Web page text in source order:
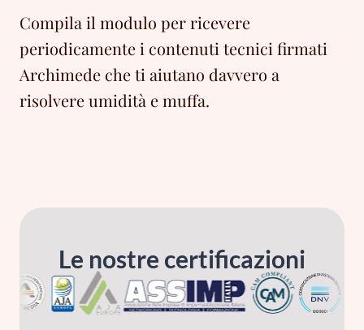
Compila il modulo per ricevere
periodicamente i contenuti tecnici firmati
Archimede che ti aiutano davvero a
risolvere umidità e muffa.
Le nostre certificazioni